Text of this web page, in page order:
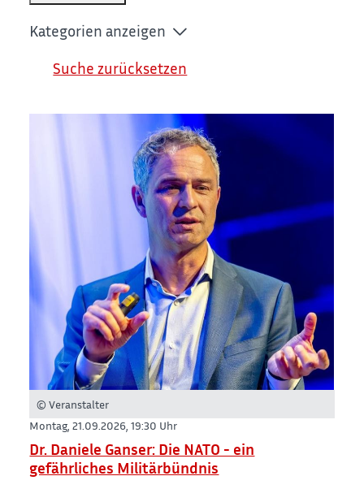
Kategorien anzeigen
Suche zurücksetzen
© Veranstalter
Montag, 21.09.2026,19:30 Uhr
Dr. Daniele Ganser: Die NATO - ein
gefährliches Militärbündnis